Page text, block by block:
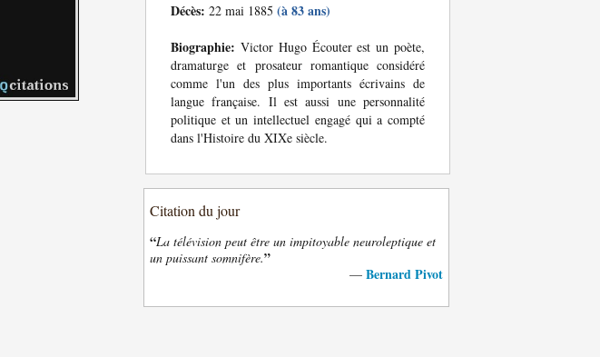
Décès: 22 mai 1885 (à 83 ans)
Biographie: Victor Hugo Écouter est un poète,
dramaturge et prosateur romantique considéré
comme l'un des plus importants écrivains de
langue française. Il est aussi une personnalité
politique et un intellectuel engagé qui a compté
dans l'Histoire du XIXe siècle.
Citation du jour
“La télévision peut être un impitoyable neuroleptique et
un puissant somnifère.”
— Bernard Pivot